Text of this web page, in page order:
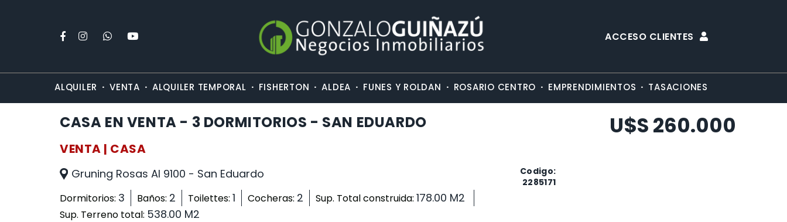
ACCESO CLIENTES
ALQUILER · VENTA · ALQUILER TEMPORAL · FISHERTON · ALDEA · FUNES Y ROLDAN · ROSARIO CENTRO · EMPRENDIMIENTOS · TASACIONES
CASA EN VENTA - 3 DORMITORIOS - SAN EDUARDO U$S 260.000
VENTA | CASA
Gruning Rosas Al 9100 - San Eduardo
Dormitorios: 3 Baños: 2 Toilettes: 1 Cocheras: 2 Sup. Total construida: 178.00 M2
Sup. Terreno total: 538.00 M2
Codigo:
2285171